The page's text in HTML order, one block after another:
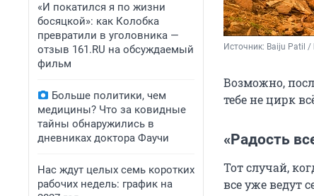
«И покатился я по жизни
босяцкой»: как Колобка
превратили в уголовника —
отзыв 161.RU на обсуждаемый
фильм
Больше политики, чем
медицины? Что за ковидные
тайны обнаружились в
дневниках доктора Фаучи
Нас ждут целых семь коротких
рабочих недель: график на
Источник: Baiju Patil /
Возможно,
тебе не цирк
«Радость
Тот случай,
все уже ведут